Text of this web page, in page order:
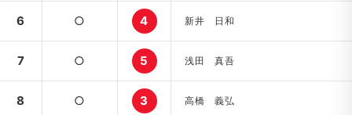
6 ○ 4 新井 日和
7 ○ 5 浅田 真吾
8 ○ 3 高橋 義弘